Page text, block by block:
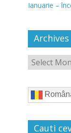
Ianuarie –
Archives
Cauti